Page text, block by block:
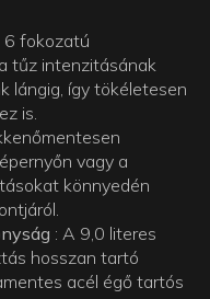
6 fokozatú
tűz intenzitásának
lángig, így tökéletesen
is.
vagy a
könnyedén
: A 9,0 literes
hosszan tartó
acél égő tartós